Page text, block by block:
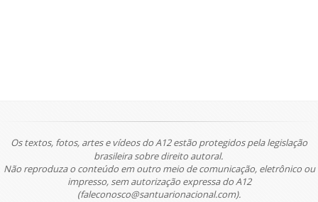
Os textos, fotos, artes e vídeos do A12 estão protegidos pela legislação
brasileira sobre direito autoral.
Não reproduza o conteúdo em outro meio de comunicação, eletrônico ou
impresso, sem autorização expressa do A12
(faleconosco@santuarionacional.com).